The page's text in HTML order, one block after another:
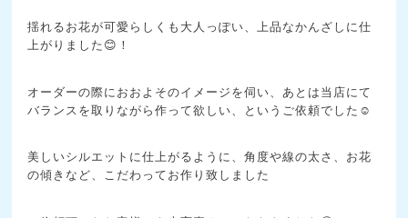
揺れるお花が可愛らしくも大人っぽい、上品なかんざしに仕
上がりました😊！
オーダーの際におおよそのイメージを伺い、あとは当店にて
バランスを取りながら作って欲しい、というご依頼でした☺️
美しいシルエットに仕上がるように、角度や線の太さ、お花
の傾きなど、こだわってお作り致しました